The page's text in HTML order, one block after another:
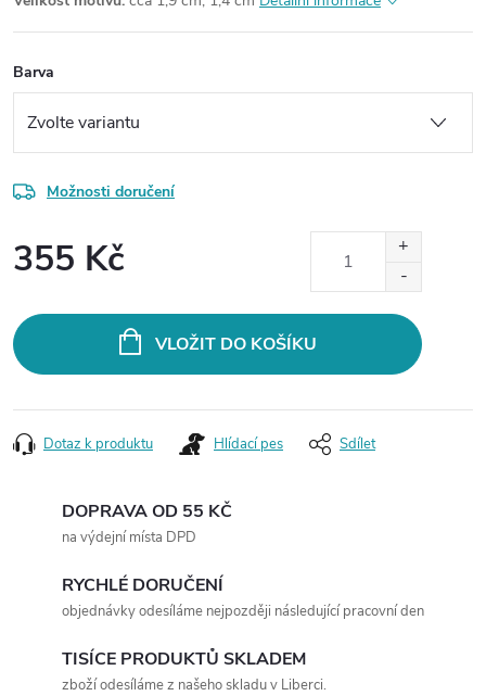
Barva
Možnosti doručení
355 Kč
VLOŽIT DO KOŠÍKU
Dotaz k produktu Hlídací pes Sdílet
DOPRAVA OD 55 KČ
na výdejní místa DPD
RYCHLÉ DORUČENÍ
objednávky odesíláme nejpozději následující pracovní den
TISÍCE PRODUKTŮ SKLADEM
zboží odesíláme z našeho skladu v Liberci.